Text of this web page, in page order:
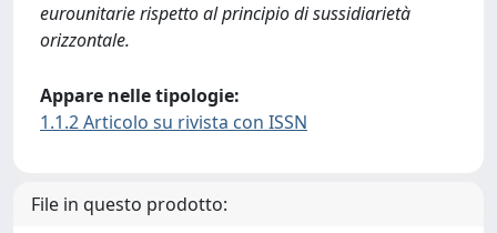
eurounitarie rispetto al principio di sussidiarietà
orizzontale.
Appare nelle tipologie:
1.1.2 Articolo su rivista con ISSN
File in questo prodotto: